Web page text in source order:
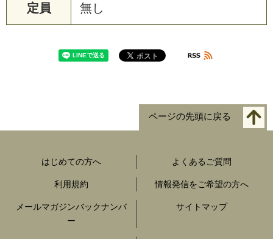
定員 無し
ページの先頭に戻る
はじめての方へ よくあるご質問
利用規約 情報発信をご希望の方へ
メールマガジンバックナンバ
ー
サイトマップ